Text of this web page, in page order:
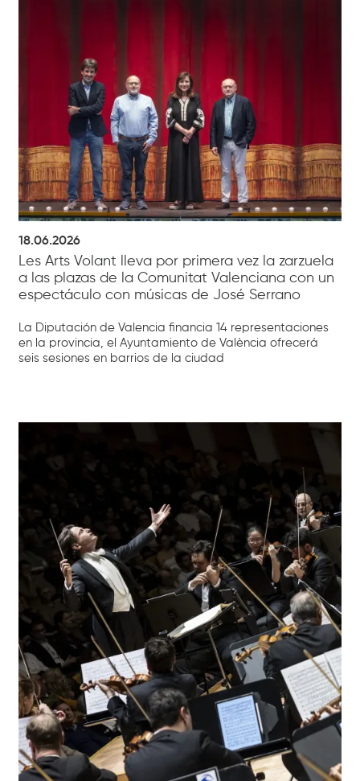
18.06.2026
Les Arts Volant lleva por primera vez la zarzuela
a las plazas de la Comunitat Valenciana con un
espectáculo con músicas de José Serrano
La Diputación de Valencia financia 14 representaciones
en la provincia, el Ayuntamiento de València ofrecerá
seis sesiones en barrios de la ciudad